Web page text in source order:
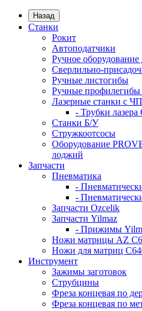
Назад
Станки
Рокит
Автоподатчики
Ручное оборудование
Сверлильно-
Ручные листогибы
Ручные профилегибы
Лазерные станки с
- Трубки лазера
Станки Б/У
Стружкоотсосы
Оборудование
лоджий
Запчасти
Пневматика
-
-
Запчасти Ozcelik
Запчасти Yilmaz
- Прижимы
Ножи матрицы AZ
Ножи для матриц
Инструмент
Зажимы заготовок
Струбцины
Фреза концевая по
Фреза концевая по